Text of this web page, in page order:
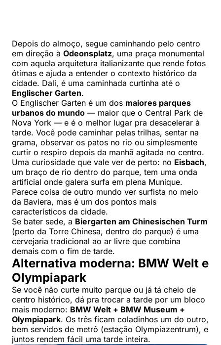
Depois do almoço, segue caminhando pelo centro
em direção à Odeonsplatz, uma praça monumental
com aquela arquitetura italianizante que rende fotos
ótimas e ajuda a entender o contexto histórico da
cidade. Dali, é uma caminhada curtinha até o
Englischer Garten.
O Englischer Garten é um dos maiores parques
urbanos do mundo — maior que o Central Park de
Nova York — e é o melhor lugar pra desacelerar à
tarde. Você pode caminhar pelas trilhas, sentar na
grama, observar os patos no rio ou simplesmente
curtir o respiro depois da manhã agitada no centro.
Uma curiosidade que vale ver de perto: no Eisbach,
um braço de rio dentro do parque, tem uma onda
artificial onde galera surfa em plena Munique.
Parece coisa de outro mundo ver surfista no meio
da Baviera, mas é um dos pontos mais
característicos da cidade.
Se bater sede, a Biergarten am Chinesischen Turm
(perto da Torre Chinesa, dentro do parque) é uma
cervejaria tradicional ao ar livre que combina
demais com o fim de tarde.
Alternativa moderna: BMW Welt e
Olympiapark
Se você não curte muito parque ou já tá cheio de
centro histórico, dá pra trocar a tarde por um bloco
mais moderno: BMW Welt + BMW Museum +
Olympiapark. Os três ficam coladinhos um do outro,
bem servidos de metrô (estação Olympiazentrum), e
juntos rendem fácil uma tarde inteira.